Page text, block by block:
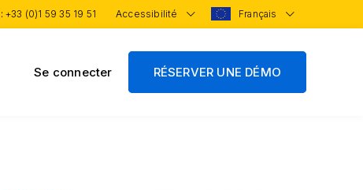
+33 (0)1 59 35 19 51 Accessibilité Français
Se connecter RÉSERVER UNE DÉMO